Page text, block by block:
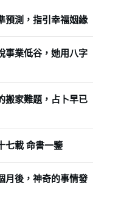
預測，指引幸福姻緣
事業低谷，她用八字
搬家難題，占卜早已
七載 命書一鑒
月後，神奇的事情發